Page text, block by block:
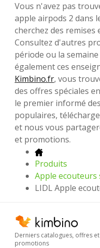
Vous n'avez pas
apple airpods 2 dans
cherchez des
Consultez d'autres
période ou la
également ces
Kimbino.fr, vous
des offres spéciales
le premier informé
populaires,
et nous vous
et promotions.
Produits
Apple ecouteurs
LIDL Apple
Derniers catalogues, offres et
promotions